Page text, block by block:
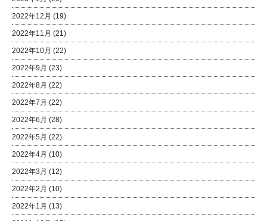
2022年12月 (19)
2022年11月 (21)
2022年10月 (22)
2022年9月 (23)
2022年8月 (22)
2022年7月 (22)
2022年6月 (28)
2022年5月 (22)
2022年4月 (10)
2022年3月 (12)
2022年2月 (10)
2022年1月 (13)